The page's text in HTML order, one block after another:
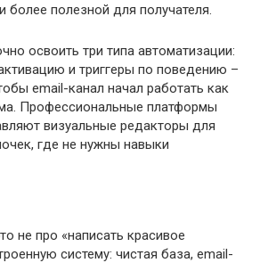
более полезной для получателя.
освоить три типа автоматизации:
и триггеры по поведению –
email-канал начал работать как
Профессиональные платформы
визуальные редакторы для
где не нужны навыки
не про «написать красивое
систему: чистая база, email-